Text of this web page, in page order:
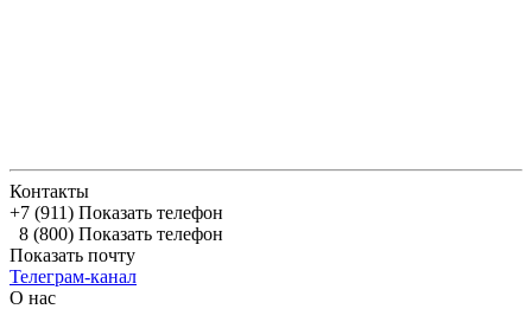
Контакты
+7 (911) Показать телефон
8 (800) Показать телефон
Показать почту
Телеграм-канал
О нас